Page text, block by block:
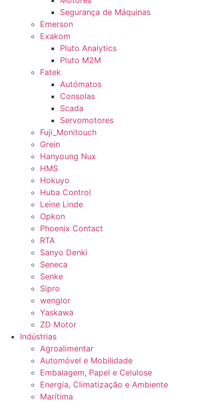
Segurança de Máquinas
Emerson
Exakom
Pluto Analytics
Pluto M2M
Fatek
Autómatos
Consolas
Scada
Servomotores
Fuji_Monitouch
Grein
Hanyoung Nux
HMS
Hokuyo
Huba Control
Leine Linde
Opkon
Phoenix Contact
RTA
Sanyo Denki
Seneca
Senke
Sipro
wenglor
Yaskawa
ZD Motor
Indústrias
Agroalimentar
Automóvel e Mobilidade
Embalagem, Papel e Celulose
Energia, Climatização e Ambiente
Marítima